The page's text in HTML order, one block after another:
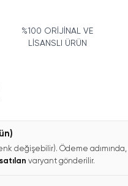
%100 ORİJİNAL VE
LİSANSLI ÜRÜN
değişebilir). Ödeme
varyant gönderilir.